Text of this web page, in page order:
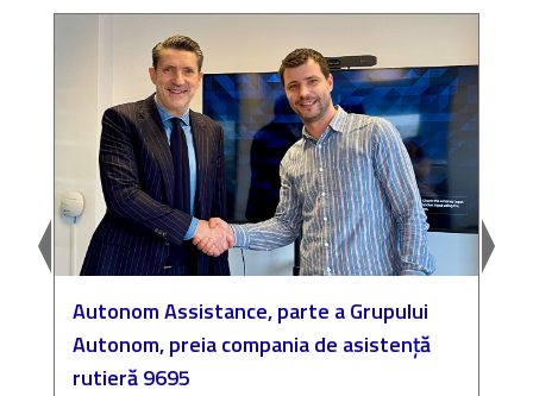
Autonom Assistance, parte a Grupului
Autonom, preia compania de asistență
rutieră 9695